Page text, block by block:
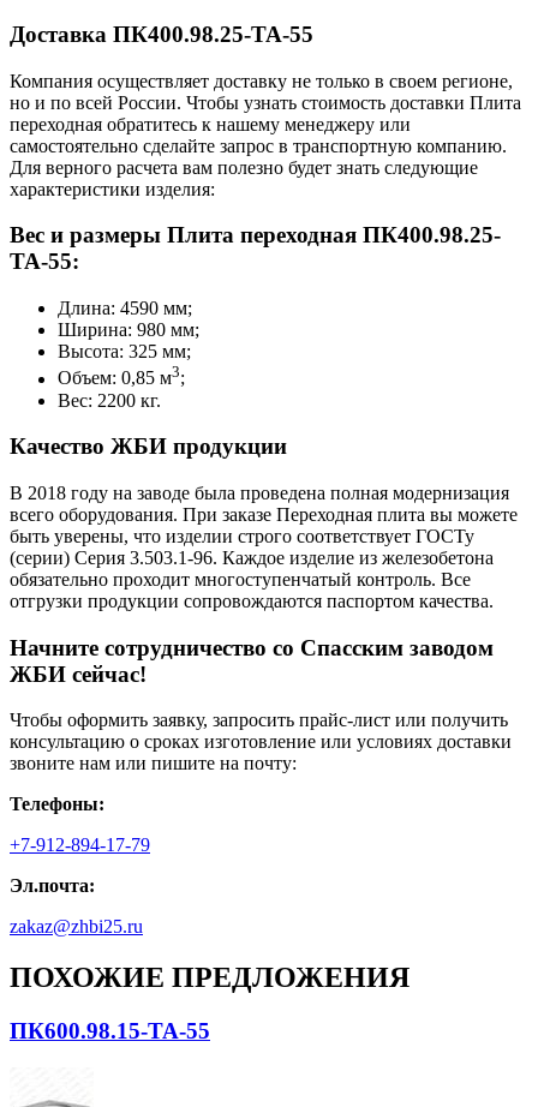
Доставка ПК400.98.25-ТА-55
Компания осуществляет доставку не только в своем регионе,
но и по всей России. Чтобы узнать стоимость доставки Плита
переходная обратитесь к нашему менеджеру или
самостоятельно сделайте запрос в транспортную компанию.
Для верного расчета вам полезно будет знать следующие
характеристики изделия:
Вес и размеры Плита переходная ПК400.98.25-
ТА-55:
Длина: 4590 мм;
Ширина: 980 мм;
Высота: 325 мм;
Объем: 0,85 м3;
Вес: 2200 кг.
Качество ЖБИ продукции
В 2018 году на заводе была проведена полная модернизация
всего оборудования. При заказе Переходная плита вы можете
быть уверены, что изделии строго соответствует ГОСТу
(серии) Серия 3.503.1-96. Каждое изделие из железобетона
обязательно проходит многоступенчатый контроль. Все
отгрузки продукции сопровождаются паспортом качества.
Начните сотрудничество со Cпасским заводом
ЖБИ сейчас!
Чтобы оформить заявку, запросить прайс-лист или получить
консультацию о сроках изготовление или условиях доставки
звоните нам или пишите на почту:
Телефоны:
+7-912-894-17-79
Эл.почта:
zakaz@zhbi25.ru
ПОХОЖИЕ ПРЕДЛОЖЕНИЯ
ПК600.98.15-ТА-55